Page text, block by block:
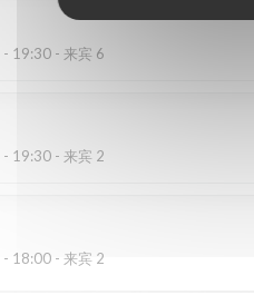
- 19:30 - 来宾 6
- 19:30 - 来宾 2
- 18:00 - 来宾 2